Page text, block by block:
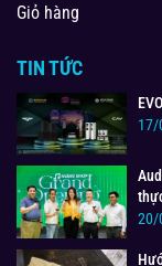
Giỏ hàng
TIN TỨC
17/
20/